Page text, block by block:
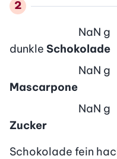
dunkle Schokolade
NaN g
Mascarpone
NaN g
Zucker
NaN g
Schokolade fein